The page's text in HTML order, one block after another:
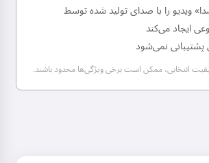
ویدیو را با صدای تولید شده توسط
ایجاد می‌کند
نمی‌شود
انتخابی، ممکن است برخی ویژگی‌ها محدود باشند.